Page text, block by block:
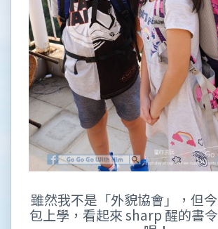
雖然我不是「外貌協會」，但
包上學，看起來 sharp 醒的書